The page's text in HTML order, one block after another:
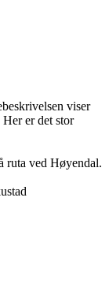
viser
er det stor
ruta ved Høyendal.